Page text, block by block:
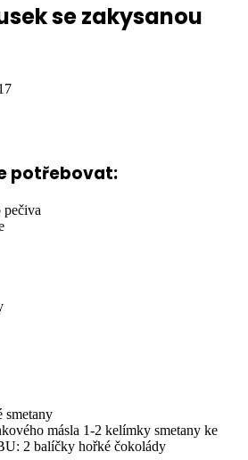
se zakysanou
potřebovat:
pečiva
smetany
másla 1-2 kelímky smetany ke
2 balíčky hořké čokolády